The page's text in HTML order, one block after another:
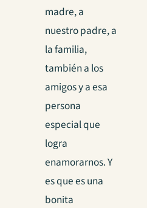
madre, a
nuestro padre, a
la familia,
también a los
amigos y a esa
persona
especial que
logra
enamorarnos. Y
es que es una
bonita